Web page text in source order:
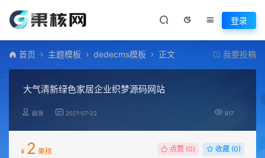
登录
首页 主题模板 dedecms模板 正文 我要投稿
大气清新绿色家居企业织梦源码网站
超哥 2021-07-22 817
¥ 2 果核 点赞 (0) 收藏 (0)